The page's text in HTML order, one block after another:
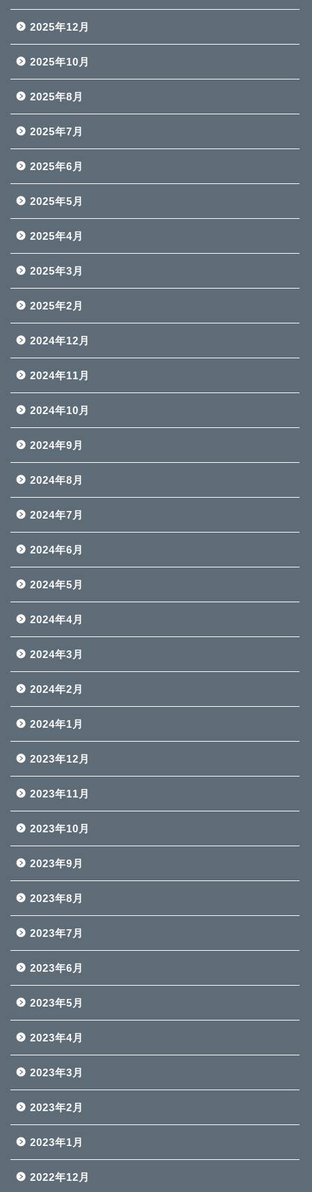
2025年12月
2025年10月
2025年8月
2025年7月
2025年6月
2025年5月
2025年4月
2025年3月
2025年2月
2024年12月
2024年11月
2024年10月
2024年9月
2024年8月
2024年7月
2024年6月
2024年5月
2024年4月
2024年3月
2024年2月
2024年1月
2023年12月
2023年11月
2023年10月
2023年9月
2023年8月
2023年7月
2023年6月
2023年5月
2023年4月
2023年3月
2023年2月
2023年1月
2022年12月